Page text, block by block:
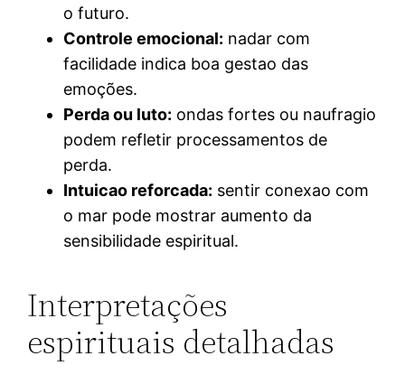
o futuro.
Controle emocional: nadar com
facilidade indica boa gestao das
emoções.
Perda ou luto: ondas fortes ou naufragio
podem refletir processamentos de
perda.
Intuicao reforcada: sentir conexao com
o mar pode mostrar aumento da
sensibilidade espiritual.
Interpretações
espirituais detalhadas